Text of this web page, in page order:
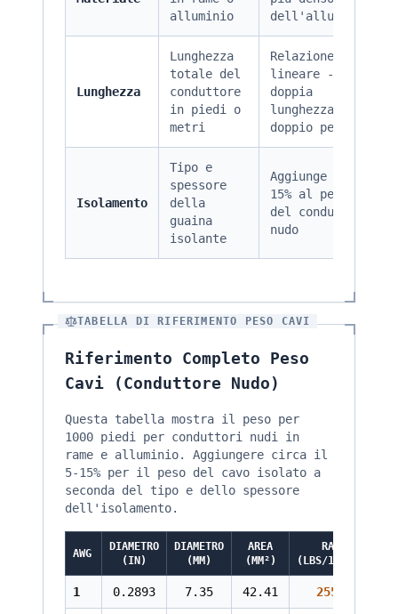
alluminio
dell'alluminio
Lunghezza
Lunghezza
totale del
conduttore
in piedi o
metri
Relazione
lineare -
doppia
lunghezza =
doppio peso
Isolamento
Tipo e
spessore
della
guaina
isolante
Aggiunge il 5-
15% al peso
del conduttore
nudo
TABELLA DI RIFERIMENTO PESO CAVI
Riferimento Completo Peso
Cavi (Conduttore Nudo)
Questa tabella mostra il peso per
1000 piedi per conduttori nudi in
rame e alluminio. Aggiungere circa il
5-15% per il peso del cavo isolato a
seconda del tipo e dello spessore
dell'isolamento.
AWG
DIAMETRO
(IN)
DIAMETRO
(MM)
AREA
(MM²)
RAME
(LBS/1000FT)
1 0.2893 7.35 42.41 255.3